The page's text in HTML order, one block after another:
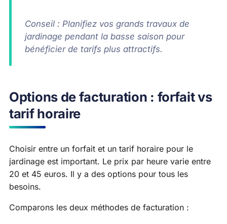
Conseil : Planifiez vos grands travaux de
jardinage pendant la basse saison pour
bénéficier de tarifs plus attractifs.
Options de facturation : forfait vs
tarif horaire
Choisir entre un forfait et un tarif horaire pour le
jardinage est important. Le prix par heure varie entre
20 et 45 euros. Il y a des options pour tous les
besoins.
Comparons les deux méthodes de facturation :